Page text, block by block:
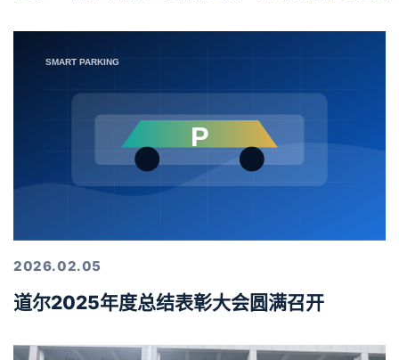
2026.02.05
道尔2025年度总结表彰大会圆满召开